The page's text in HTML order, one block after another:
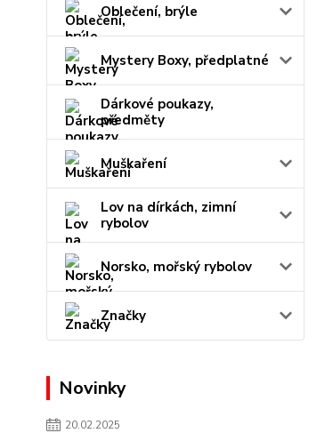
Oblečení, brýle
Mystery Boxy, předplatné
Dárkové poukazy,
předměty
Muškaření
Lov na dírkách, zimní
rybolov
Norsko, mořský rybolov
Značky
Novinky
20.02.2025